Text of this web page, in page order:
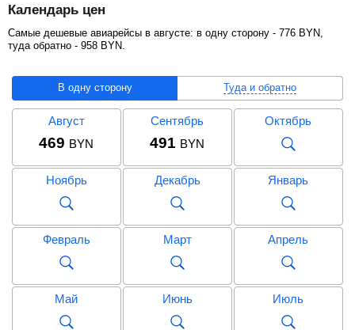
Календарь цен
Самые дешевые авиарейсы в августе: в одну сторону - 776 BYN
туда обратно - 958 BYN
В одну сторону Туда и обратно
Август
469 BYN
Сентябрь
491 BYN
Октябрь
Ноябрь Декабрь Январь
Февраль Март Апрель
Май Июнь Июль